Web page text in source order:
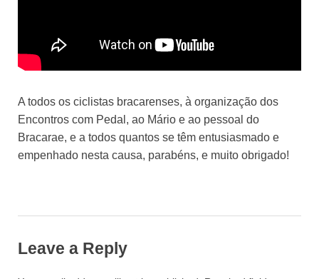
A todos os ciclistas bracarenses, à organização dos
Encontros com Pedal, ao Mário e ao pessoal do
Bracarae, e a todos quantos se têm entusiasmado e
empenhado nesta causa, parabéns, e muito obrigado!
Leave a Reply